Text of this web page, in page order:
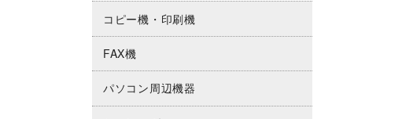
コピー機・印刷機
FAX機
パソコン周辺機器